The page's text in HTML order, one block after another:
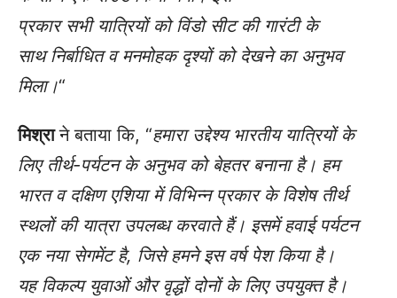
प्रकारसभीयात्रियोंको विंडो सीट की गारंटी के
साथनिर्बाधित व मनमोहकदृश्यों को देखने का अनुभव
मिला।“
मिश्राने बताया कि, “हमारा उद्देश्य भारतीय यात्रियों के
लिए तीर्थ-पर्यटन के अनुभव को बेहतर बनाना है। हम
भारत व दक्षिण एशिया में विभिन्न प्रकार के विशेष तीर्थ
स्थलों की यात्रा उपलब्ध करवाते हैं। इसमें हवाई पर्यटन
एक नया सेगमेंट है, जिसे हमने इस वर्ष पेश किया है।
यह विकल्प युवाओं और वृद्धों दोनों के लिए उपयुक्त है।